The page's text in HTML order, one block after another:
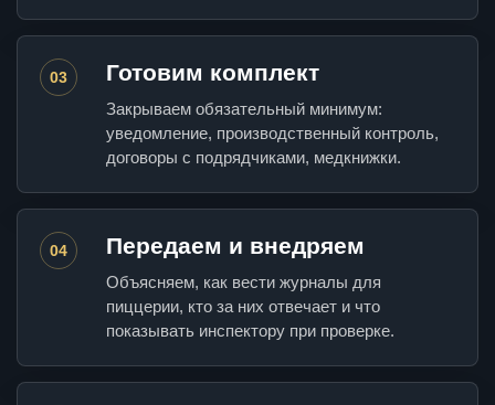
03 Готовим комплект
Закрываем обязательный минимум:
уведомление, производственный контроль,
договоры с подрядчиками, медкнижки.
04 Передаем и внедряем
Объясняем, как вести журналы для
пиццерии, кто за них отвечает и что
показывать инспектору при проверке.